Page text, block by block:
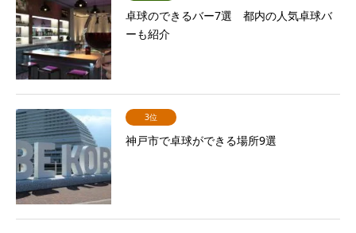
卓球のできるバー7選 都内の人気卓球バ
ーも紹介
3位
神戸市で卓球ができる場所9選